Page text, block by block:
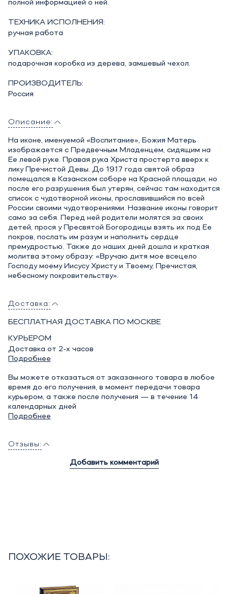
полной информацией о ней.
ТЕХНИКА ИСПОЛНЕНИЯ:
ручная работа
УПАКОВКА:
подарочная коробка из дерева, замшевый чехол.
ПРОИЗВОДИТЕЛЬ:
Россия
Описание:
На иконе, именуемой «Воспитание», Божия Матерь
изображается с Предвечным Младенцем, сидящим на
Ее левой руке. Правая рука Христа простерта вверх к
лику Пречистой Девы. До 1917 года святой образ
помещался в Казанском соборе на Красной площади, но
после его разрушения был утерян, сейчас там находится
список с чудотворной иконы, прославившийся по всей
России своими чудотворениями. Название иконы говорит
само за себя. Перед ней родители молятся за своих
детей, прося у Пресвятой Богородицы взять их под Ее
покров, послать им разум и наполнить сердце
премудростью. Также до наших дней дошла и краткая
молитва этому образу: «Вручаю дитя мое всецело
Господу моему Иисусу Христу и Твоему, Пречистая,
небесному покровительству».
Доставка:
БЕСПЛАТНАЯ ДОСТАВКА ПО МОСКВЕ
КУРЬЕРОМ
Доставка от 2-х часов
Подробнее
Вы можете отказаться от заказанного товара в любое
время до его получения, в момент передачи товара
курьером, а также после получения — в течение 14
календарных дней
Подробнее
Отзывы:
Добавить комментарий
ПОХОЖИЕ ТОВАРЫ: